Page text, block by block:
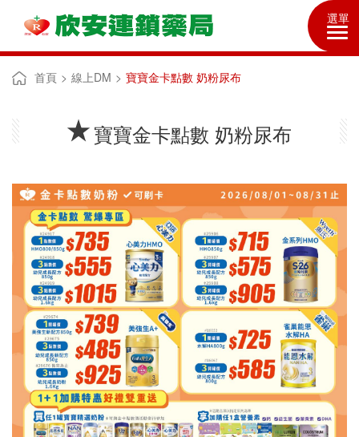
選單
首頁 線上DM 寶寶金卡點數 奶粉尿布
寶寶金卡點數 奶粉尿布